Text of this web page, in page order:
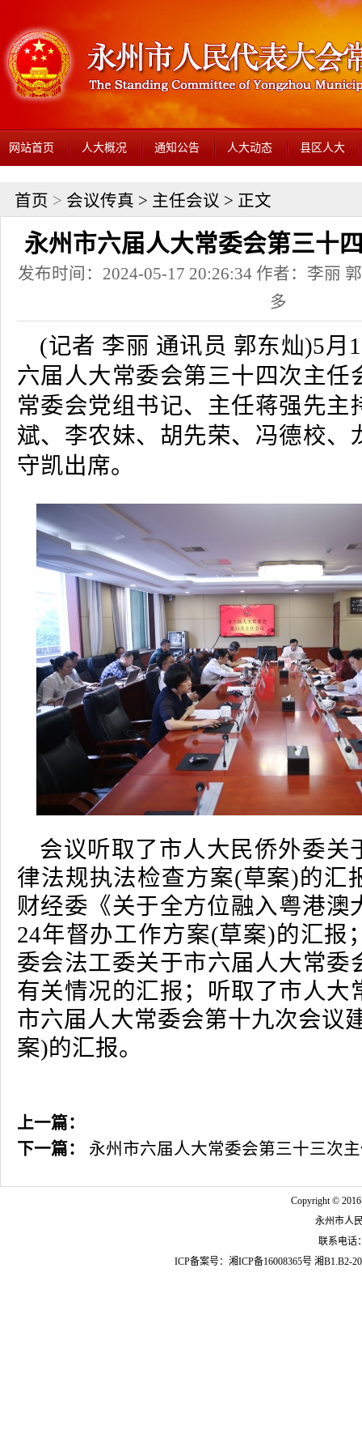
网站首页 人大概况 通知公告 人大动态 县区人大
首页 > 会议传真 > 主任会议 > 正文
永州市六届人大常委会第三十
发布时间：2024-05-17 20:26:34 作者：李丽
多
(记者 李丽 通讯员 郭东灿)5月
六届人大常委会第三十四次主任
常委会党组书记、主任蒋强先主
斌、李农妹、胡先荣、冯德校、
守凯出席。
会议听取了市人大民侨外委关
律法规执法检查方案(草案)的汇
财经委《关于全方位融入粤港澳
24年督办工作方案(草案)的汇报
委会法工委关于市六届人大常委
有关情况的汇报；听取了市人大
市六届人大常委会第十九次会议
案)的汇报。
上一篇：
下一篇：
永州市六届人大常委会第三十三次
Copyright ©
永州市人
联系电话
ICP备案号： 湘ICP备16008365号 湘B1.B2-